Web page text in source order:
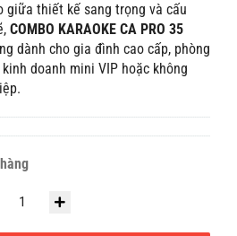
giữa thiết kế sang trọng và cấu
COMBO KARAOKE CA PRO 35
dành cho gia đình cao cấp, phòng
doanh mini VIP hoặc không